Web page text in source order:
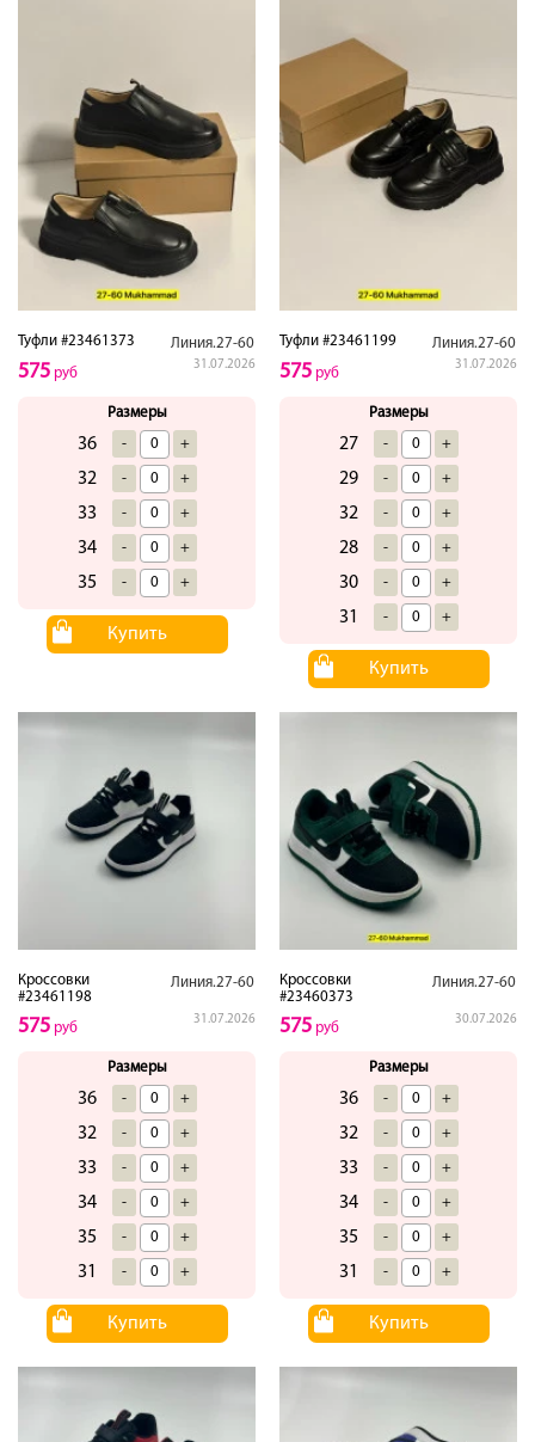
Туфли #23461373 Линия.27-60
31.07.2026
575 руб
Размеры
36 - +
32 - +
33 - +
34 - +
35 - +
Купить
Туфли #23461199 Линия.27-60
31.07.2026
575 руб
Размеры
27 - +
29 - +
32 - +
28 - +
30 - +
31 - +
Купить
Кроссовки
#23461198
Линия.27-60
31.07.2026
575 руб
Размеры
36 - +
32 - +
33 - +
34 - +
35 - +
31 - +
Купить
Кроссовки
#23460373
Линия.27-60
30.07.2026
575 руб
Размеры
36 - +
32 - +
33 - +
34 - +
35 - +
31 - +
Купить